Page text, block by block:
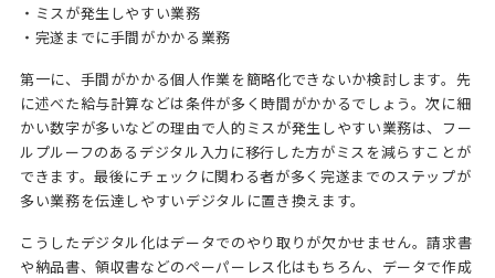
・ミスが発生しやすい業務
・完遂までに手間がかかる業務
第一に、手間がかかる個人作業を簡略化できないか検討します。先
に述べた給与計算などは条件が多く時間がかかるでしょう。次に細
かい数字が多いなどの理由で人的ミスが発生しやすい業務は、フー
ルプルーフのあるデジタル入力に移行した方がミスを減らすことが
できます。最後にチェックに関わる者が多く完遂までのステップが
多い業務を伝達しやすいデジタルに置き換えます。
こうしたデジタル化はデータでのやり取りが欠かせません。請求書
や納品書、領収書などのペーパーレス化はもちろん、データで作成